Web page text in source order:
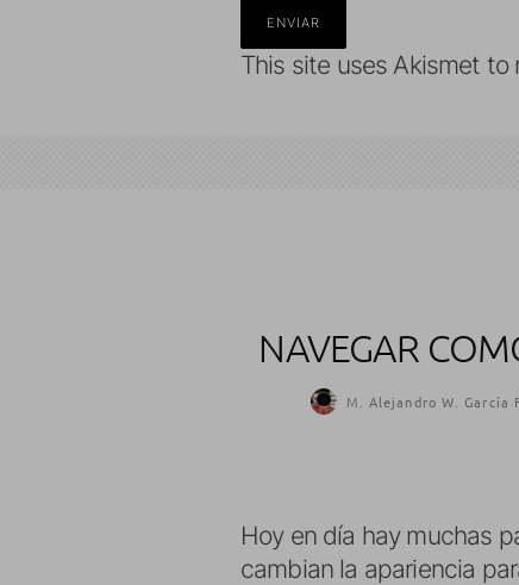
This site uses Akismet to
NAVEGAR
M. Alejandro W. García
Hoy en día hay muchas
cambian la apariencia